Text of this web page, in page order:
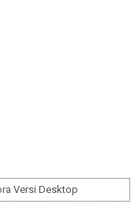
Versi Desktop